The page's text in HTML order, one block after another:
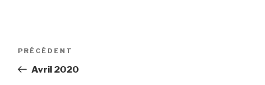
Navigation
l’article
Article
précédent
PRÉCÉDENT
Avril 2020